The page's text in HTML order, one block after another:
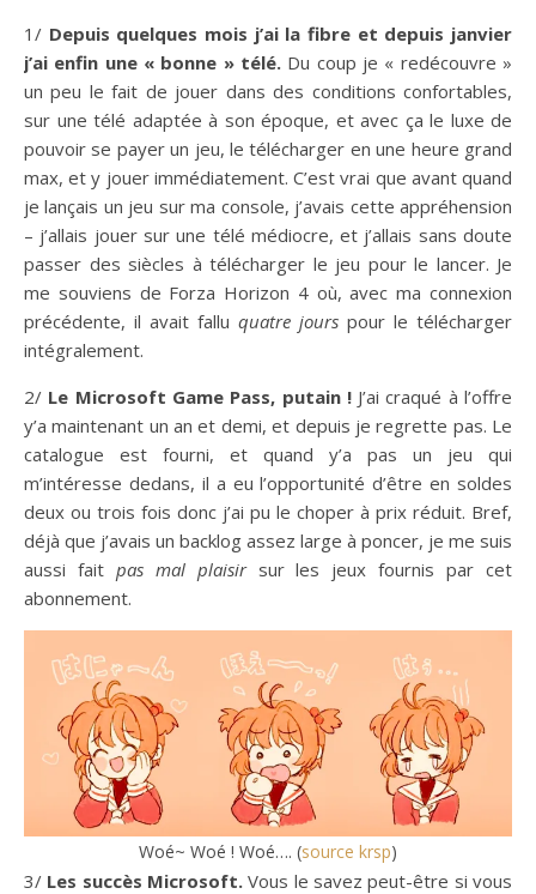
1/ Depuis quelques mois j’ai la fibre et depuis janvier
j’ai enfin une « bonne » télé. Du coup je « redécouvre »
un peu le fait de jouer dans des conditions confortables,
sur une télé adaptée à son époque, et avec ça le luxe de
pouvoir se payer un jeu, le télécharger en une heure grand
max, et y jouer immédiatement. C’est vrai que avant quand
je lançais un jeu sur ma console, j’avais cette appréhension
– j’allais jouer sur une télé médiocre, et j’allais sans doute
passer des siècles à télécharger le jeu pour le lancer. Je
me souviens de Forza Horizon 4 où, avec ma connexion
précédente, il avait fallu quatre jours pour le télécharger
intégralement.
2/ Le Microsoft Game Pass, putain !J’ai craqué à l’offre
y’a maintenant un an et demi, et depuis je regrette pas. Le
catalogue est fourni, et quand y’a pas un jeu qui
m’intéresse dedans, il a eu l’opportunité d’être en soldes
deux ou trois fois donc j’ai pu le choper à prix réduit. Bref,
déjà que j’avais un backlog assez large à poncer, je me suis
aussi fait pas mal plaisirsur les jeux fournis par cet
abonnement.
Woé~ Woé ! Woé…. (source krsp)
3/ Les succès Microsoft. Vous le savez peut-être si vous